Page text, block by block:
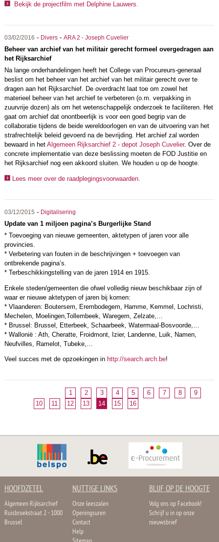
Bekijk de projectfilm met Delphine Lauwers.
03/02/2016 - Divers- ARA 2 - Joseph Cuvelier
Beheer van archief van het militair gerecht formeel overgedragen aan
het Rijksarchief
Na lange onderhandelingen heeft het College van Procureurs-generaal
beslist om het beheer van het archief van het militair gerecht over te
dragen aan het Rijksarchief. De overdracht laat toe om zowel het
materieel beheer van het archief te verbeteren (o.m. verpakking in
zuurvrije dozen) als om het wetenschappelijk onderzoek te faciliteren. Het
gaat om archief dat onontbeerlijk is voor een goed begrip van de
collaboratie tijdens de beide wereldoorlogen en van de uitvoering van het
strafrechtelijk beleid gevoerd na de bevrijding. Het archief zal worden
bewaard in het Algemeen Rijksarchief 2 - depot Joseph Cuvelier. Over de
concrete implementatie van deze beslissing moeten de FOD Justitie en
het Rijksarchief nog een akkoord sluiten. We houden u op de hoogte.
Lees meer over de raadplegingsvoorwaarden.
03/12/2015 - Digitalisering
Update van 1 miljoen pagina’s Burgerlijke Stand
* Toevoeging van nieuwe gemeenten, aktetypen of jaren voor alle
provincies.
* Verbetering van fouten in de beschrijvingen + toevoegen van
ontbrekende pagina’s.
* Terbeschikkingstelling van de jaren 1914 en 1915.
Enkele steden/gemeenten die ofwel volledig nieuw beschikbaar zijn of
waar er nieuwe aktetypen of jaren bij komen:
* Vlaanderen: Boutersem, Erembodegem, Hamme, Kemmel, Lochristi,
Mechelen, Moelingen,Tollembeek, Waregem, Zelzate,…
* Brussel: Brussel, Etterbeek, Schaarbeek, Watermaal-Bosvoorde,…
* Wallonië : Ath, Cheratte, Froidmont, Izier, Landenne, Luik, Namen,
Neufvilles, Ramelot, Tubeke,…
Veel succes met de opzoekingen in http://search.arch.be!
1 2 3 4 5 6 7 8
9
10
11 12 13 14 15 16
HOOFDZETEL
Algemeen Rijksarchief
Ruisbroekstraat 2 - 1000
Brussel
NUTTIGE LINKS
Onze leeszalen
Openingsuren
Contact
Help
BLIJF OP DE HOOGTE
Volg ons op Facebook!
Schrijf u in op onze
nieuwsbrief